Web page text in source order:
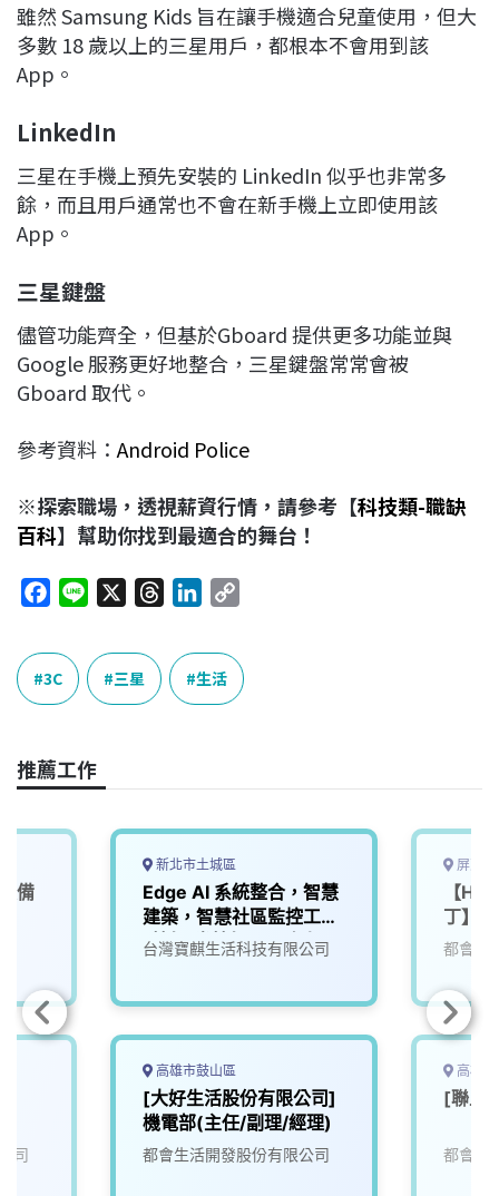
雖然 Samsung Kids 旨在讓手機適合兒童使用，但大
多數 18 歲以上的三星用戶，都根本不會用到該
App。
LinkedIn
三星在手機上預先安裝的 LinkedIn 似乎也非常多
餘，而且用戶通常也不會在新手機上立即使用該
App。
三星鍵盤
儘管功能齊全，但基於Gboard 提供更多功能並與
Google 服務更好地整合，三星鍵盤常常會被
Gboard 取代。
參考資料：Android Police
※探索職場，透視薪資行情，請參考【科技類-職缺
百科】幫助你找到最適合的舞台！
c
e
b
o
k
e
e
n
k
e
n
y
k
3C 三星 生活
推薦工作
備
司
新北市土城區
Edge AI 系統整合，智慧
建築，智慧社區監控工程
_技師/半技師及工務人員
台灣寶麒生活科技有限公司
高雄市鼓山區
[大好生活股份有限公司]
機電部(主任/副理/經理)
都會生活開發股份有限公司
屏東
【
丁】
都會生
高雄
[聯上
都會生